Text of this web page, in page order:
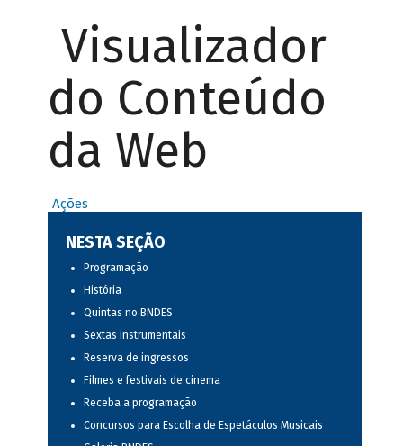
Visualizador
do Conteúdo
da Web
Ações
NESTA SEÇÃO
Programação
História
Quintas no BNDES
Sextas instrumentais
Reserva de ingressos
Filmes e festivais de cinema
Receba a programação
Concursos para Escolha de Espetáculos Musicais